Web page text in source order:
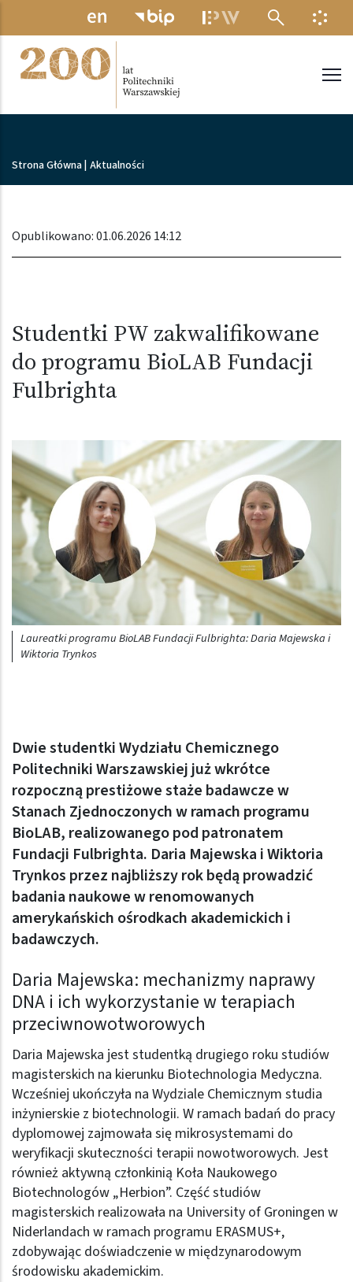
Przejdź do treści
MENU
Ścieżka nawigacyjna
Strona Główna Aktualności
Opublikowano: 01.06.2026 14:12
Studentki PW zakwalifikowane
do programu BioLAB Fundacji
Fulbrighta
Obraz (old)
Laureatki programu BioLAB Fundacji Fulbrighta: Daria Majewska i
Wiktoria Trynkos
Dwie studentki Wydziału Chemicznego
Politechniki Warszawskiej już wkrótce
rozpoczną prestiżowe staże badawcze w
Stanach Zjednoczonych w ramach programu
BioLAB, realizowanego pod patronatem
Fundacji Fulbrighta. Daria Majewska i Wiktoria
Trynkos przez najbliższy rok będą prowadzić
badania naukowe w renomowanych
amerykańskich ośrodkach akademickich i
badawczych.
Daria Majewska: mechanizmy naprawy
DNA i ich wykorzystanie w terapiach
przeciwnowotworowych
Daria Majewska jest studentką drugiego roku studiów
magisterskich na kierunku Biotechnologia Medyczna.
Wcześniej ukończyła na Wydziale Chemicznym studia
inżynierskie z biotechnologii. W ramach badań do pracy
dyplomowej zajmowała się mikrosystemami do
weryfikacji skuteczności terapii nowotworowych. Jest
również aktywną członkinią Koła Naukowego
Biotechnologów „Herbion”. Część studiów
magisterskich realizowała na University of Groningen w
Niderlandach w ramach programu ERASMUS+,
zdobywając doświadczenie w międzynarodowym
środowisku akademickim.